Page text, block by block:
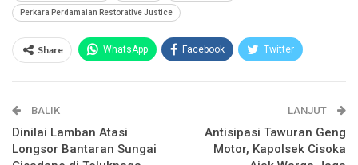
Perkara Perdamaian Restorative Justice
Share WhatsApp Facebook Twitter
Telegram
BALIK
Dinilai Lamban Atasi
Longsor Bantaran Sungai
LANJUT
Antisipasi Tawuran Geng
Motor, Kapolsek Cisoka